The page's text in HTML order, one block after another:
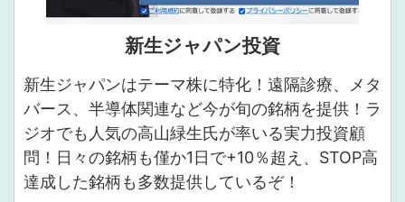
新生ジャパン投資
新生ジャパンはテーマ株に特化！遠隔診療、メタ
バース、半導体関連など今が旬の銘柄を提供！ラ
ジオでも人気の高山緑生氏が率いる実力投資顧
問！日々の銘柄も僅か1日で+10％超え、STOP高
達成した銘柄も多数提供しているぞ！